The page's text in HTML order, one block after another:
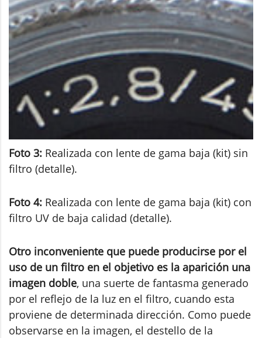
Foto 3: Realizada con lente de gama baja (kit) sin
filtro (detalle).
Foto 4: Realizada con lente de gama baja (kit) con
filtro UV de baja calidad (detalle).
Otro inconveniente que puede producirse por el
uso de un filtro en el objetivo es la aparición una
imagen doble, una suerte de fantasma generado
por el reflejo de la luz en el filtro, cuando esta
proviene de determinada dirección. Como puede
observarse en la imagen, el destello de la